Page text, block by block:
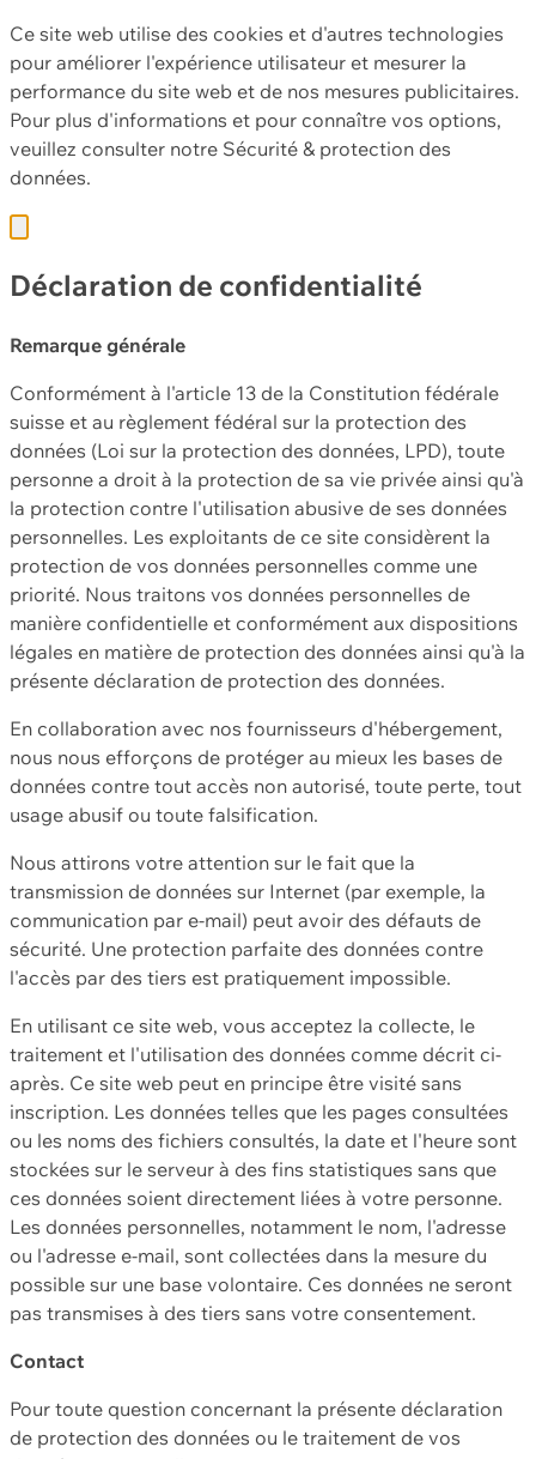
Ce site web utilise des cookies et d'autres technologies
pour améliorer l'expérience utilisateur et mesurer la
performance du site web et de nos mesures publicitaires.
Pour plus d'informations et pour connaître vos options,
veuillez consulter notre Sécurité & protection des
données.
Déclaration de confidentialité
Remarque générale
Conformément à l'article 13 de la Constitution fédérale
suisse et au règlement fédéral sur la protection des
données (Loi sur la protection des données, LPD), toute
personne a droit à la protection de sa vie privée ainsi qu'à
la protection contre l'utilisation abusive de ses données
personnelles. Les exploitants de ce site considèrent la
protection de vos données personnelles comme une
priorité. Nous traitons vos données personnelles de
manière confidentielle et conformément aux dispositions
légales en matière de protection des données ainsi qu'à la
présente déclaration de protection des données.
En collaboration avec nos fournisseurs d'hébergement,
nous nous efforçons de protéger au mieux les bases de
données contre tout accès non autorisé, toute perte, tout
usage abusif ou toute falsification.
Nous attirons votre attention sur le fait que la
transmission de données sur Internet (par exemple, la
communication par e-mail) peut avoir des défauts de
sécurité. Une protection parfaite des données contre
l'accès par des tiers est pratiquement impossible.
En utilisant ce site web, vous acceptez la collecte, le
traitement et l'utilisation des données comme décrit ci-
après. Ce site web peut en principe être visité sans
inscription. Les données telles que les pages consultées
ou les noms des fichiers consultés, la date et l'heure sont
stockées sur le serveur à des fins statistiques sans que
ces données soient directement liées à votre personne.
Les données personnelles, notamment le nom, l'adresse
ou l'adresse e-mail, sont collectées dans la mesure du
possible sur une base volontaire. Ces données ne seront
pas transmises à des tiers sans votre consentement.
Contact
Pour toute question concernant la présente déclaration
de protection des données ou le traitement de vos